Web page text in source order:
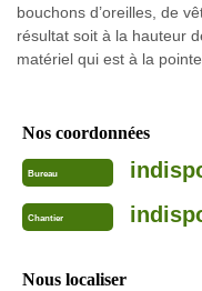
bouchons d’oreilles, de
résultat soit à la hauteur
matériel qui est à la
Nos coordonnées
Bureau
Chantier
Nous localiser